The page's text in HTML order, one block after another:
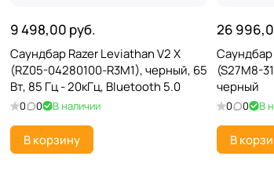
9 498,00 руб.
Саундбар Razer Leviathan V2 X
(RZ05-04280100-R3M1), черный, 65
Вт, 85 Гц - 20кГц, Bluetooth 5.0
0 0 В наличии
В корзину
26
Саундбар
(S27M8-
черный
0 0 В
В